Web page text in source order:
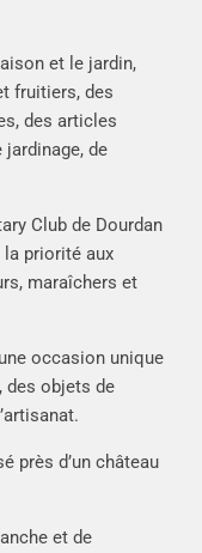
et le jardin,
fruitiers, des
des articles
de
Club de Dourdan
priorité aux
maraîchers et
occasion unique
des objets de
près d’un château
et de